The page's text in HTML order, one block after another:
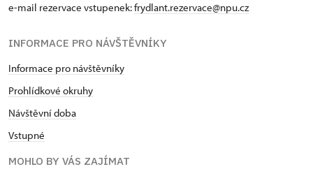
e-mail rezervace vstupenek:frydlant.rezervace@npu.cz
INFORMACE PRO NÁVŠTĚVNÍKY
Informace pro návštěvníky
Prohlídkové okruhy
Návštěvní doba
Vstupné
MOHLO BY VÁS ZAJÍMAT